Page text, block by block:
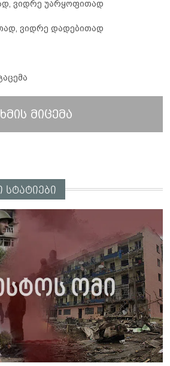
ვიდრე უარყოფითად
ვიდრე დადებითად
ხმის მიცემა
სტატიები